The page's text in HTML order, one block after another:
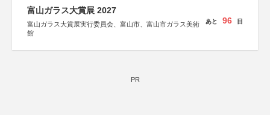
協力：読売新聞社
後援：厚生労働省
文部科学省
奈良県
関西経済連合会
富山ガラス大賞展 2027
富山ガラス大賞展実行委員会、富山市、富山市ガラス美術
館
あと 96 日
PR